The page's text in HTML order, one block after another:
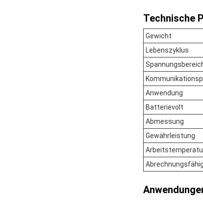
Technische
Gewicht
Lebenszyklus
Anwendung
Batterievolt
Abmessung
Gewährleistung
Abrechnungsfähig